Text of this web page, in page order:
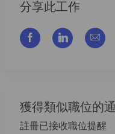
分享此工作
通过脸书分享
通过 通
獲得類似職位的
註冊已接收職位提醒